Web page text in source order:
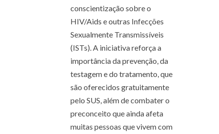
conscientização sobre o
HIV/Aids e outras Infecções
Sexualmente Transmissíveis
(ISTs). A iniciativa reforça a
importância da prevenção, da
testagem e do tratamento, que
são oferecidos gratuitamente
pelo SUS, além de combater o
preconceito que ainda afeta
muitas pessoas que vivem com